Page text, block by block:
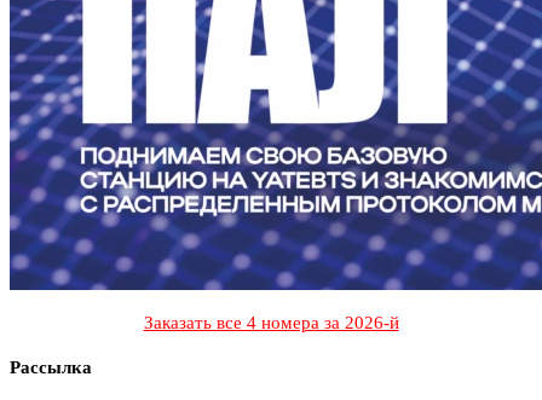
Заказать все 4 номера за 2026-й
Рассылка